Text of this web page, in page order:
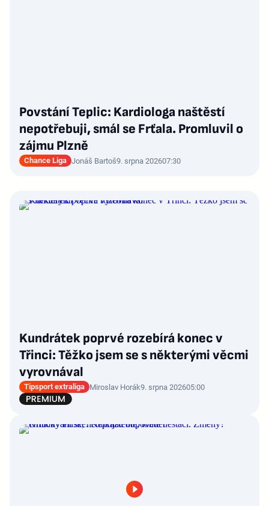
Povstání Teplic: Kardiologa naštěstí
nepotřebuji, smál se Frťala. Promluvil o
zájmu Plzně
Chance Liga Jonáš Bartoš9. srpna 202607:30
Kundrátek poprvé rozebírá konec v
Třinci: Těžko jsem se s některými věcmi
vyrovnával
Tipsport extraliga Miroslav Horák9. srpna 202605:00